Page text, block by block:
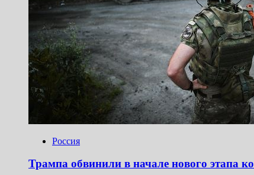
Россия
Трампа обвинили в начале нового этапа